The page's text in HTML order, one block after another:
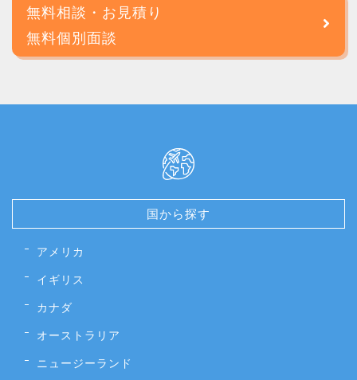
無料相談・お見積り
無料個別面談
国から探す
アメリカ
イギリス
カナダ
オーストラリア
ニュージーランド